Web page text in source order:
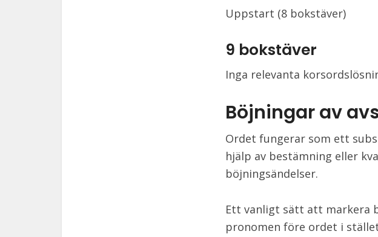
Uppstart (8 bokstäver)
9 bokstäver
Inga relevanta
Böjningar av
Ordet fungerar som ett
hjälp av bestämning eller
böjningsändelser.
Ett vanligt sätt att markera
pronomen före ordet i